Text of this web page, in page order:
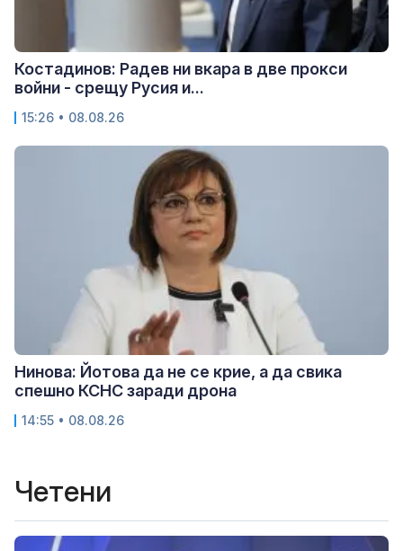
Костадинов: Радев ни вкара в две прокси
войни - срещу Русия и...
15:26 • 08.08.26
Нинова: Йотова да не се крие, а да свика
спешно КСНС заради дрона
14:55 • 08.08.26
Четени